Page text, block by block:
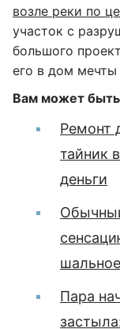
возле реки по
участок с
большого
его в дом
Вам может быть
Ремонт
тайник
деньги
Пара